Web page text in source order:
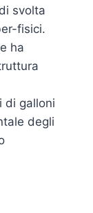
svolta
fisici.
ha
di galloni
degli